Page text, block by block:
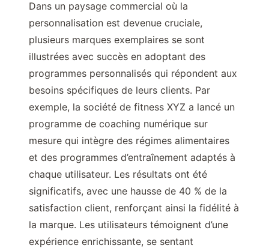
Dans un paysage commercial où la
personnalisation est devenue cruciale,
plusieurs marques exemplaires se sont
illustrées avec succès en adoptant des
programmes personnalisés qui répondent aux
besoins spécifiques de leurs clients. Par
exemple, la société de fitness XYZ a lancé un
programme de coaching numérique sur
mesure qui intègre des régimes alimentaires
et des programmes d’entraînement adaptés à
chaque utilisateur. Les résultats ont été
significatifs, avec une hausse de 40 % de la
satisfaction client, renforçant ainsi la fidélité à
la marque. Les utilisateurs témoignent d’une
expérience enrichissante, se sentant